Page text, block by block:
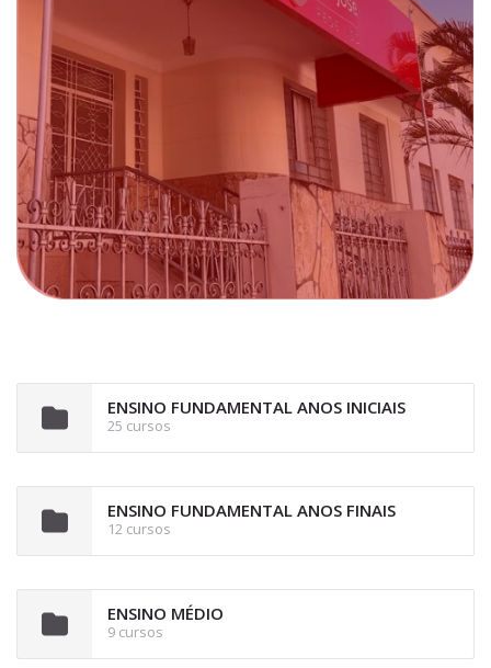
ENSINO FUNDAMENTAL ANOS INICIAIS
25 cursos
ENSINO FUNDAMENTAL ANOS FINAIS
12 cursos
ENSINO MÉDIO
9 cursos